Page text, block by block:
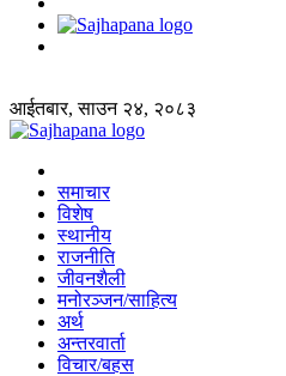
आईतबार, साउन २४, २०८३
समाचार
विशेष
स्थानीय
राजनीति
जीवनशैली
मनोरञ्जन/साहित्य
अर्थ
अन्तरवार्ता
विचार/बहस